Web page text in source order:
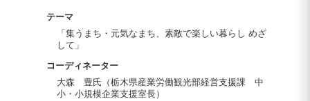
テーマ
「集うまち・元気なまち、素敵で楽しい暮らし めざ
して」
コーディネーター
大森 豊氏（栃木県産業労働観光部経営支援課 中
小・小規模企業支援室長）